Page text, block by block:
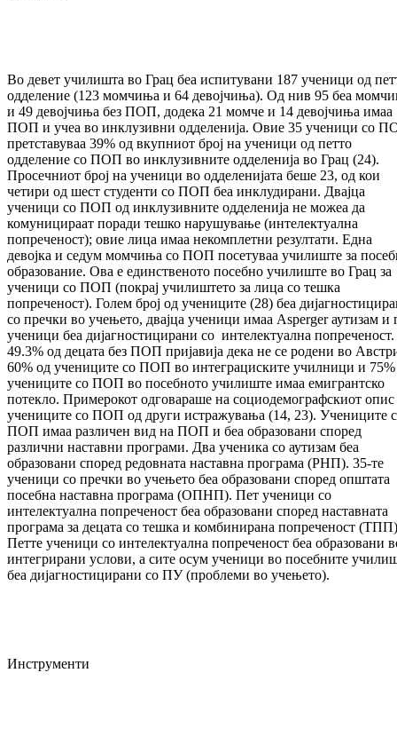
Во девет училишта во Грац беа испитувани 187 ученици од
одделение (123 момчиња и 64 девојчиња). Од нив 95 беа
и 49 девојчиња без ПОП, додека 21 момче и 14 девојчиња имаа
ПОП и учеа во инклузивни одделенија. Овие 35 ученици со
претставуваа 39% од вкупниот број на ученици од петто
одделение со ПОП во инклузивните одделенија во Грац (24).
Просечниот број на ученици во одделенијата беше 23, од кои
четири од шест студенти со ПОП беа инклудирани. Двајца
ученици со ПОП од инклузивните одделенија не можеа да
комуницираат поради тешко нарушување (интелектуална
попреченост); овие лица имаа некомплетни резултати. Една
девојка и седум момчиња со ПОП посетуваа училиште за
образование. Ова е единственото посебно училиште во Грац за
ученици со ПОП (покрај училиштето за лица со тешка
попреченост). Голем број од учениците (28) беа
со пречки во учењето, двајца ученици имаа Аsperger аутизам и
ученици беа дијагностицирани со интелектуална попреченост.
49.3% од децата без ПОП пријавија дека не се родени во
60% од учениците со ПОП во интеграциските училници и
учениците со ПОП во посебното училиште имаа емигрантско
потекло. Примерокот одговараше на социодемографскиот опис
учениците со ПОП од други истражувања (14, 23). Учениците
ПОП имаа различен вид на ПОП и беа образовани според
различни наставни програми. Два ученика со аутизам беа
образовани според редовната наставна програма (РНП). 35-те
ученици со пречки во учењето беа образовани според општата
посебна наставна програма (ОПНП). Пет ученици со
интелектуална попреченост беа образовани според наставната
програма за децата со тешка и комбинирана попреченост
Петте ученици со интелектуална попреченост беа образовани
интегрирани услови, а сите осум ученици во посебните
беа дијагностицирани со ПУ (проблеми во учењето).
Инструменти